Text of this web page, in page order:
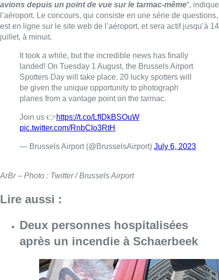
avions depuis un point de vue sur le tarmac-même“, indique
l’aéroport. Le concours, qui consiste en une série de questions,
est en ligne sur le site web de l’aéroport, et sera actif jusqu’à 14
juillet, à minuit.
It took a while, but the incredible news has finally
landed! On Tuesday 1 August, the Brussels Airport
Spotters Day will take place. 20 lucky spotters will
be given the unique opportunity to photograph
planes from a vantage point on the tarmac.
Join us 👉https://t.co/LfIDkBSOuW
pic.twitter.com/RnbCIo3RtH
— Brussels Airport (@BrusselsAirport) July 6, 2023
ArBr – Photo : Twitter / Brussels Airport
Lire aussi :
Deux personnes hospitalisées
après un incendie à Schaerbeek